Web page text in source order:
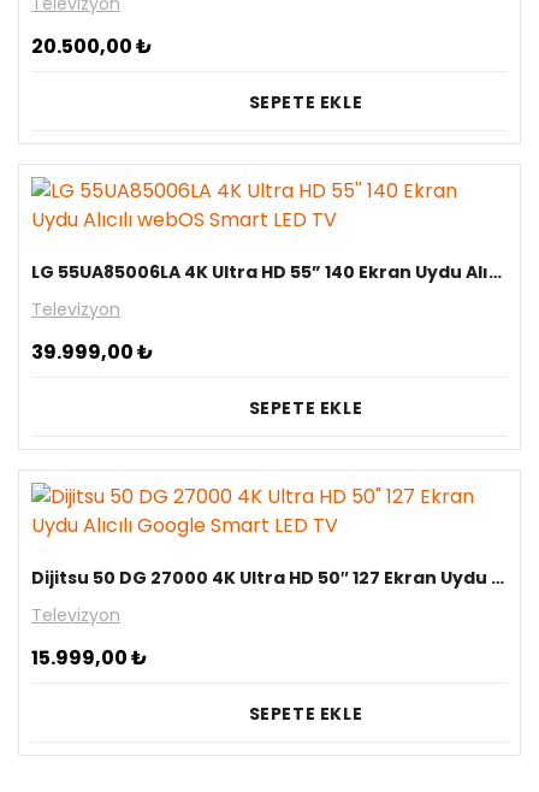
20.500,00₺
SEPETE EKLE
LG 55UA85006LA 4K Ultra HD 55” 140 Ekran Uydu Alıcılı webOS Smart LED TV
Televizyon
39.999,00₺
SEPETE EKLE
Dijitsu 50 DG 27000 4K Ultra HD 50″ 127 Ekran Uydu Alıcılı Google Smart LED TV
Televizyon
15.999,00₺
SEPETE EKLE